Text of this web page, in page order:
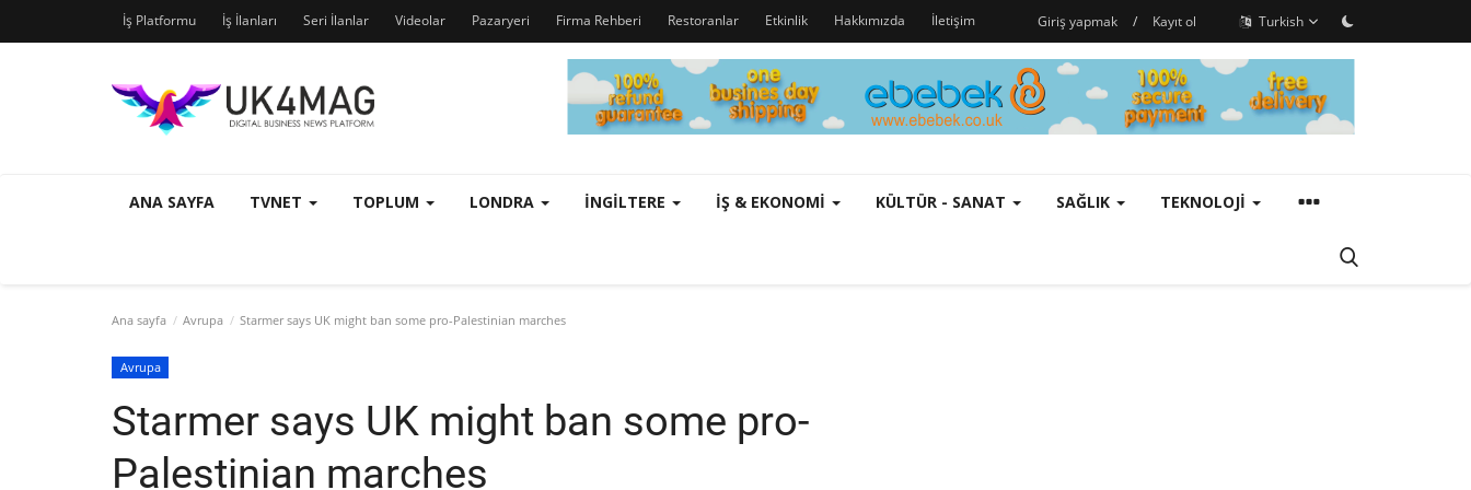
İş Platformu İş İlanları Seri İlanlar Videolar Pazaryeri Firma Rehberi Restoranlar Etkinlik Hakkımızda İletişim Giriş yapmak / Kayıt ol Turkish
ANA SAYFA TVNET TOPLUM LONDRA İNGILTERE İŞ & EKONOMI KÜLTÜR - SANAT SAĞLIK TEKNOLOJI
Ana sayfa Avrupa Starmer says UK might ban some pro-Palestinian marches
Avrupa
Starmer says UK might ban some pro-
Palestinian marches